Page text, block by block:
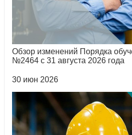
Обзор изменений Порядка
№2464 с 31 августа 2026 года
30 июн 2026